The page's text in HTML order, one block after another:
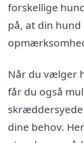
forskellige
på, at din
Når du vælger
får du også
dine behov.